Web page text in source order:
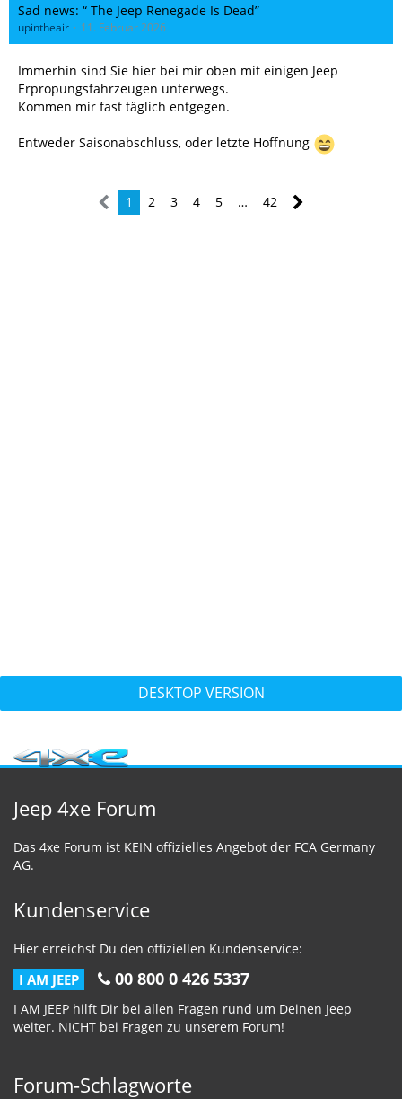
Sad news: “ The Jeep Renegade Is Dead”
upintheair 11. Februar 2026
Immerhin sind Sie hier bei mir oben mit einigen Jeep
Erpropungsfahrzeugen unterwegs.
Kommen mir fast täglich entgegen.
Entweder Saisonabschluss, oder letzte Hoffnung
1 2 3 4 5 … 42
DESKTOP VERSION
Jeep 4xe Forum
Das 4xe Forum ist KEIN offizielles Angebot der FCA Germany
AG.
Kundenservice
Hier erreichst Du den offiziellen Kundenservice:
I AM JEEP 00 800 0 426 5337
I AM JEEP hilft Dir bei allen Fragen rund um Deinen Jeep
weiter. NICHT bei Fragen zu unserem Forum!
Forum-Schlagworte